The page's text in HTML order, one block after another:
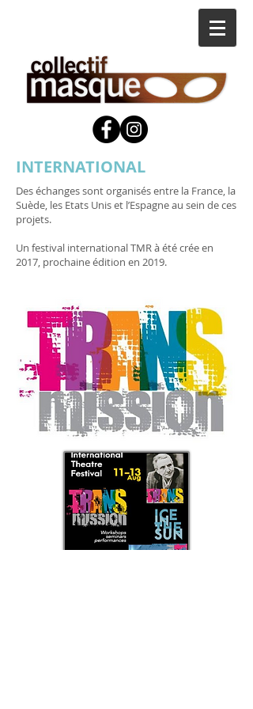
INTERNATIONAL
Des échanges sont organisés entre la France, la
Suède, les Etats Unis et l’Espagne au sein de ces
projets.
Un festival international TMR à été crée en
2017, prochaine édition en 2019.